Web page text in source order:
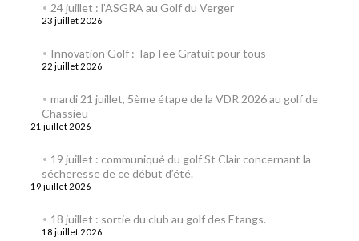
24 juillet : l’ASGRA au Golf du Verger
23 juillet 2026
Innovation Golf : TapTee Gratuit pour tous
22 juillet 2026
mardi 21 juillet, 5ème étape de la VDR 2026 au golf de
Chassieu
21 juillet 2026
19 juillet : communiqué du golf St Clair concernant la
sécheresse de ce début d’été.
19 juillet 2026
18 juillet : sortie du club au golf des Etangs.
18 juillet 2026